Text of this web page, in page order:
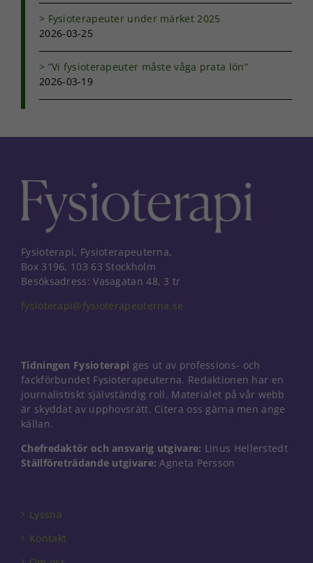
Fysioterapeuter under märket 2025
2026-03-25
”Vi fysioterapeuter måste våga prata lön”
2026-03-19
Fysioterapi, Fysioterapeuterna,
Box 3196, 103 63 Stockholm
Besöksadress: Vasagatan 48, 3 tr
fysioterapi@fysioterapeuterna.se
Tidningen Fysioterapi ges ut av professions- och
fackförbundet Fysioterapeuterna. Redaktionen har en
journalistiskt självständig roll. Materialet på vår webb
är skyddat av upphovsrätt. Citera oss gärna men ange
källan.
Chefredaktör och ansvarig utgivare: Linus Hellerstedt
Ställföreträdande utgivare: Agneta Persson
Lyssna
Kontakt